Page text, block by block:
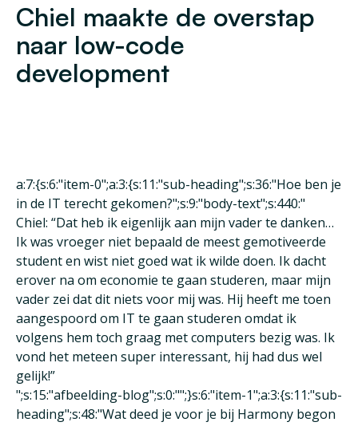
Chiel maakte de overstap
naar low-code
development
a:7:{s:6:"item-0";a:3:{s:11:"sub-heading";s:36:"Hoe ben je
in de IT terecht gekomen?";s:9:"body-text";s:440:"
Chiel: “Dat heb ik eigenlijk aan mijn vader te danken…
Ik was vroeger niet bepaald de meest gemotiveerde
student en wist niet goed wat ik wilde doen. Ik dacht
erover na om economie te gaan studeren, maar mijn
vader zei dat dit niets voor mij was. Hij heeft me toen
aangespoord om IT te gaan studeren omdat ik
volgens hem toch graag met computers bezig was. Ik
vond het meteen super interessant, hij had dus wel
gelijk!”
";s:15:"afbeelding-blog";s:0:"";}s:6:"item-1";a:3:{s:11:"sub-
heading";s:48:"Wat deed je voor je bij Harmony begon